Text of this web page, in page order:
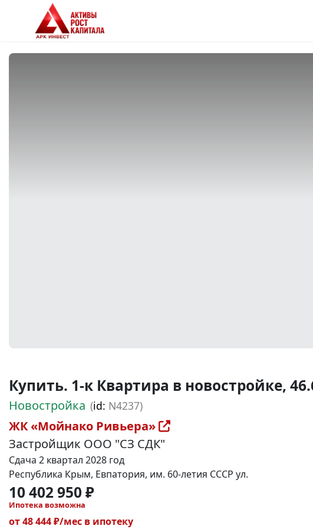
Купить. 1-к Квартира в новостройке,
Новостройка (id: N4237)
ЖК «Мойнако Ривьера»
Застройщик ООО "СЗ СДК"
Сдача 2 квартал 2028 год
Республика Крым, Евпатория, им. 60-летия СССР ул.
10 402 950 ₽
Ипотека возможна
от 48 444 ₽/мес в ипотеку